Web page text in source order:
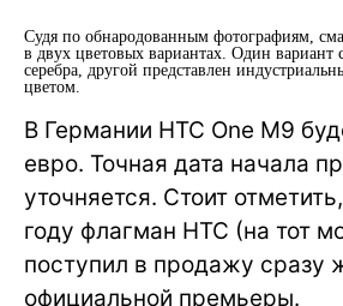
Судя по обнародованным фотографиям,
в двух цветовых вариантах. Один вариант
серебра, другой представлен
цветом.
В Германии HTC One M9
евро. Точная дата начала
уточняется. Стоит
году флагман HTC (на тот
поступил в продажу сразу
официальной премьеры.